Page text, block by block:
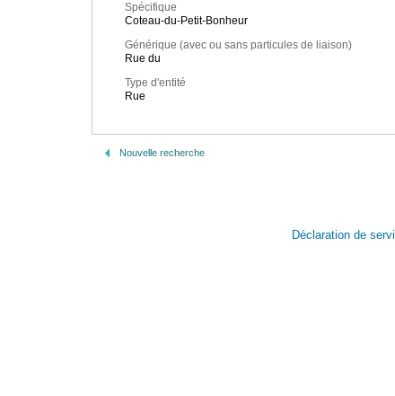
Spécifique
Coteau-du-Petit-Bonheur
Générique (avec ou sans particules de liaison)
Rue du
Type d'entité
Rue
Nouvelle recherche
Déclaration de